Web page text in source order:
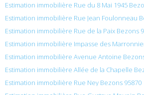
Estimation immobilière Rue du 8 Mai 1945
Estimation immobilière Rue Jean Foulonneau
Estimation immobilière Rue de la Paix Bezons
Estimation immobilière Impasse des
Estimation immobilière Avenue Antoine
Estimation immobilière Allée de la Chapelle
Estimation immobilière Rue Ney Bezons 95870